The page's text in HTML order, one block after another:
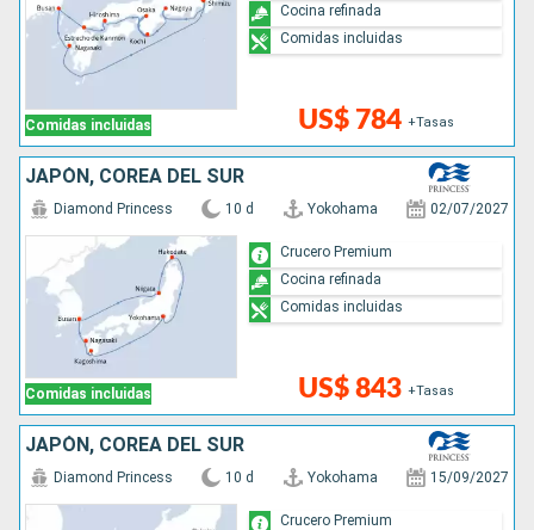
Comidas incluidas US$ 784 +Tasas
Cocina refinada
Comidas incluidas
JAPÓN, COREA DEL SUR
Comidas incluidas
Diamond Princess 10 d Yokohama 02/07/2027
US$ 843 +Tasas
Crucero Premium
Cocina refinada
Comidas incluidas
JAPÓN, COREA DEL SUR
Diamond Princess 10 d Yokohama 15/09/2027
Crucero Premium